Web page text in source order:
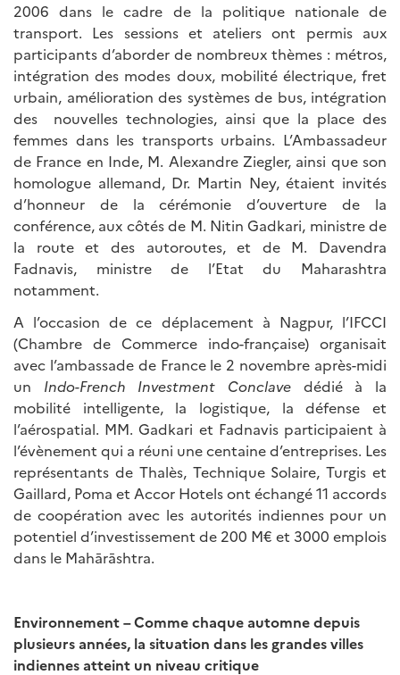
2006 dans le cadre de la politique nationale de
transport. Les sessions et ateliers ont permis aux
participants d’aborder de nombreux thèmes : métros,
intégration des modes doux, mobilité électrique, fret
urbain, amélioration des systèmes de bus, intégration
des nouvelles technologies, ainsi que la place des
femmes dans les transports urbains. L’Ambassadeur
de France en Inde, M. Alexandre Ziegler, ainsi que son
homologue allemand, Dr. Martin Ney, étaient invités
d’honneur de la cérémonie d’ouverture de la
conférence, aux côtés de M. Nitin Gadkari, ministre de
la route et des autoroutes, et de M. Davendra
Fadnavis, ministre de l’Etat du Maharashtra
notamment.
A l’occasion de ce déplacement à Nagpur, l’IFCCI
(Chambre de Commerce indo-française) organisait
avec l’ambassade de France le 2 novembre après-midi
un Indo-French Investment Conclave dédié à la
mobilité intelligente, la logistique, la défense et
l’aérospatial. MM. Gadkari et Fadnavis participaient à
l’évènement qui a réuni une centaine d’entreprises. Les
représentants de Thalès, Technique Solaire, Turgis et
Gaillard, Poma et Accor Hotels ont échangé 11 accords
de coopération avec les autorités indiennes pour un
potentiel d’investissement de 200 M€ et 3000 emplois
dans le Mahārāshtra.
Environnement – Comme chaque automne depuis
plusieurs années, la situation dans les grandes villes
indiennes atteint un niveau critique